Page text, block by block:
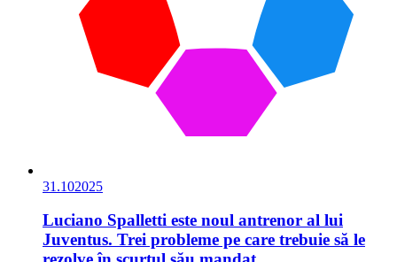
31.102025
Luciano Spalletti este noul antrenor al lui
Juventus. Trei probleme pe care trebuie să le